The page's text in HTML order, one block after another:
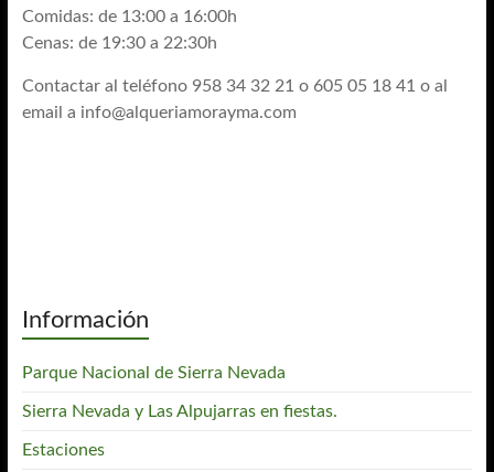
Comidas: de 13:00 a 16:00h
Cenas: de 19:30 a 22:30h
Contactar al teléfono 958 34 32 21 o 605 05 18 41 o al
email a info@alqueriamorayma.com
Información
Parque Nacional de Sierra Nevada
Sierra Nevada y Las Alpujarras en fiestas.
Estaciones